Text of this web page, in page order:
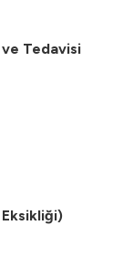
Tedavisi